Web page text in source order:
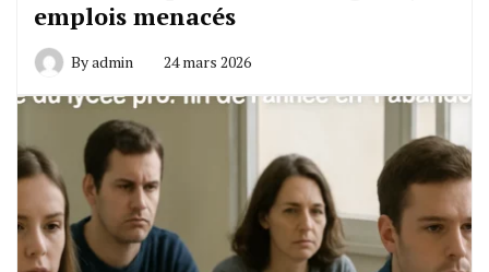
emplois menacés
Byadmin 24 mars 2026